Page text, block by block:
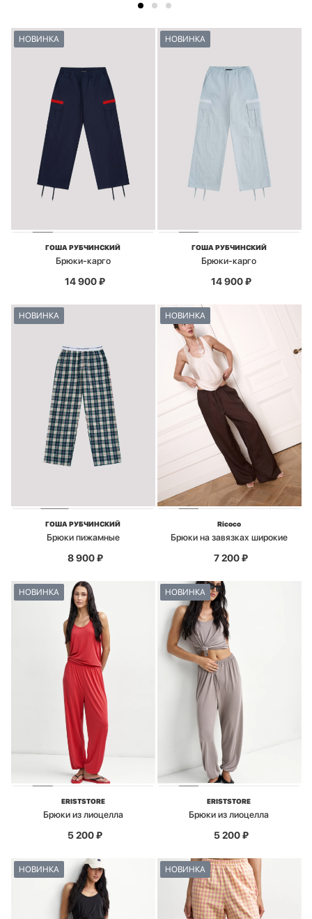
НОВИНКА
ГОША РУБЧИНСКИЙ
Брюки-карго
14 900₽
НОВИНКА
ГОША РУБЧИНСКИЙ
Брюки-карго
14 900₽
НОВИНКА
ГОША РУБЧИНСКИЙ
Брюки пижамные
8 900₽
НОВИНКА
Ricoco
Брюки на завязках широкие
7 200₽
НОВИНКА
ERISTSTORE
Брюки из лиоцелла
5 200₽
НОВИНКА
ERISTSTORE
Брюки из лиоцелла
5 200₽
НОВИНКА НОВИНКА